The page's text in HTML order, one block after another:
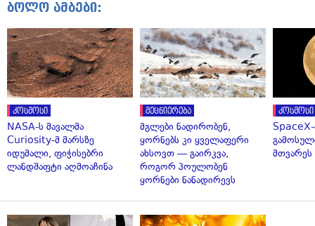
ბოლო ამბები:
კოსმოსი
NASA-ს მავალმა
Curiosity-მ მარსზე
იდუმალი, ფიჭისებრი
ლანდშაფტი აღმოაჩინა
მეცნიერება
მგლები ნადირობენ,
ყორნებს კი ყველაფერი
ახსოვთ — გაირკვა,
როგორ პოულობენ
ყორნები ნანადირევს
კოსმოსი
მთვარეს